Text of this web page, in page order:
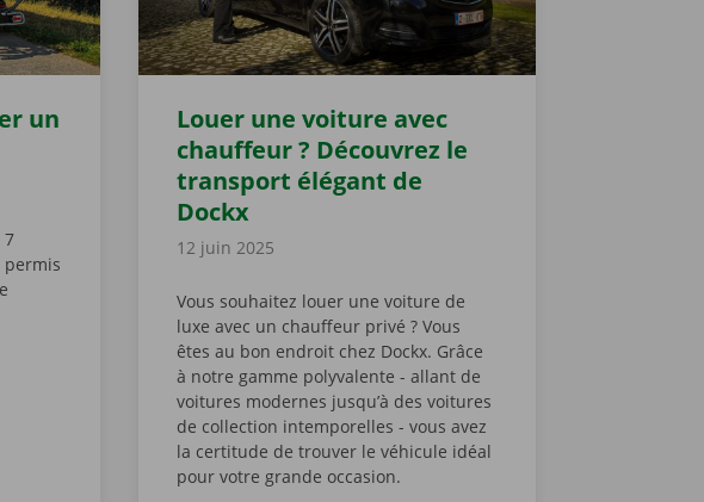
un
7
permis
À 7 : ORGANISER UN VOYAGE EN FAMILLE
Louer une voiture avec
chauffeur ? Découvrez le
transport élégant de
Dockx
12 juin 2025
Vous souhaitez louer une voiture de
luxe avec un chauffeur privé ? Vous
êtes au bon endroit chez Dockx. Grâce
à notre gamme polyvalente - allant de
voitures modernes jusqu’à des voitures
de collection intemporelles - vous avez
la certitude de trouver le véhicule idéal
pour votre grande occasion.